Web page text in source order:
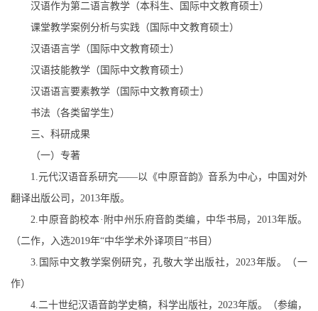
汉语作为第二语言教学（本科生、国际中文教育硕士）
课堂教学案例分析与实践（国际中文教育硕士）
汉语语言学（国际中文教育硕士）
汉语技能教学（国际中文教育硕士）
汉语语言要素教学（国际中文教育硕士）
书法（各类留学生）
三、科研成果
（一）专著
1.元代汉语音系研究——以《中原音韵》音系为中心，中国对外
翻译出版公司， 2013年版。
2.中原音韵校本·附中州乐府音韵类编，中华书局， 2013年版。
（二作，入选2019年“中华学术外译项目 ”书目）
3. 国际中文教学案例研究，孔敬大学出版社， 2023年版。（一
作）
4.二十世纪汉语音韵学史稿，科学出版社， 2023年版。（参编，